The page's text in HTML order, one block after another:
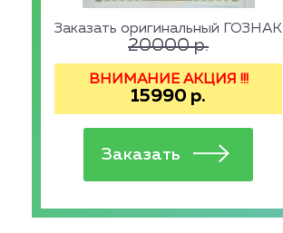
Заказать оригинальный ГОЗНАК
20000р.
ВНИМАНИЕ АКЦИЯ !!!
15990 р.